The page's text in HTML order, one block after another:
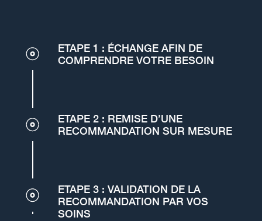
ETAPE 1 : ÉCHANGE AFIN DE
COMPRENDRE VOTRE BESOIN
ETAPE 2 : REMISE D’UNE
RECOMMANDATION SUR MESURE
ETAPE 3 : VALIDATION DE LA
RECOMMANDATION PAR VOS
SOINS